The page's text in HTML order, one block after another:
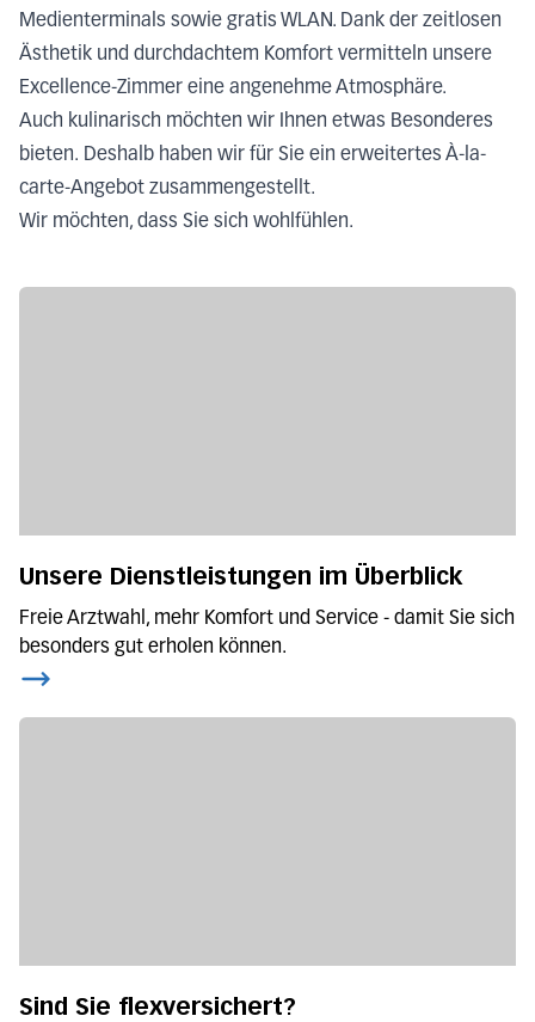
Medienterminals sowie gratis WLAN. Dank der zeitlosen
Ästhetik und durchdachtem Komfort vermitteln unsere
Excellence-Zimmer eine angenehme Atmosphäre.
Auch kulinarisch möchten wir Ihnen etwas Besonderes
bieten. Deshalb haben wir für Sie ein erweitertes À-la-
carte-Angebot zusammengestellt.
Wir möchten, dass Sie sich wohlfühlen.
Unsere Dienstleistungen im Überblick
Freie Arztwahl, mehr Komfort und Service - damit Sie sich
besonders gut erholen können.
Sind Sie flexversichert?